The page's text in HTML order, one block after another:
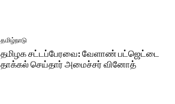
தமிழ்நாடு
தமிழக சட்​டப்​பேர​வை: வேளாண் பட்​ஜெட்டை
தாக்கல் செய்தார் அமைச்சர் வினோத்